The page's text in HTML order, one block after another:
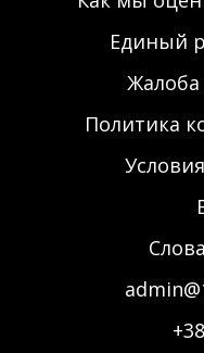
Единый
Жалоба
Политика